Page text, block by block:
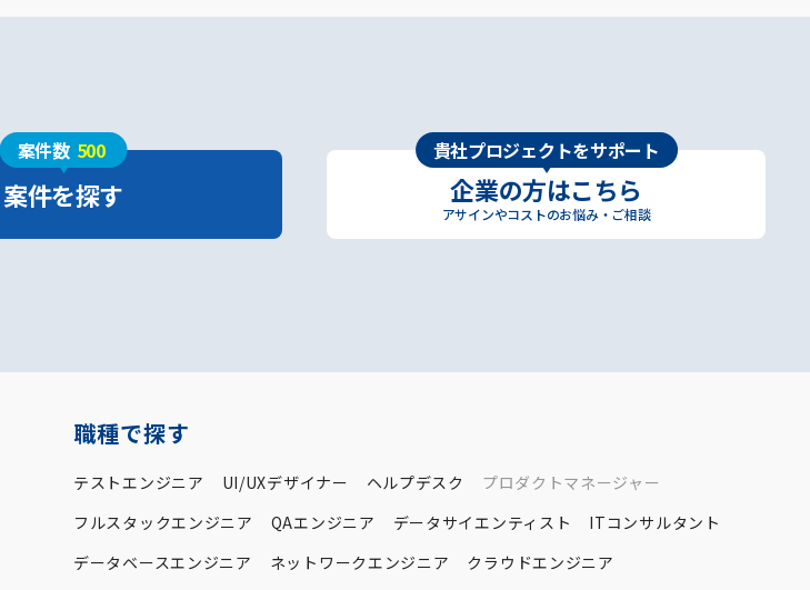
案件数 500
案件を探す
貴社プロジェクトをサポート
企業の方はこちら
アサインやコストのお悩み・ご相談
職種で探す
テストエンジニア UI/UXデザイナー ヘルプデスク
プロダクトマネージャー
フルスタックエンジニア
QAエンジニア データサイエンティスト
ITコンサルタント
データベースエンジニア
ネットワークエンジニア
クラウドエンジニア